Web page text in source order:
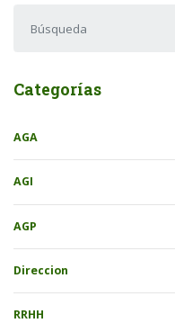
Categorías
AGA
AGI
AGP
Direccion
RRHH